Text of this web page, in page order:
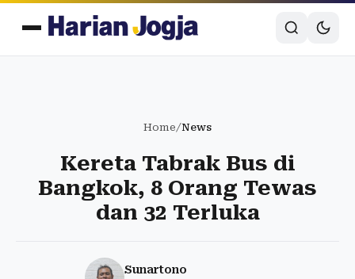
Home/News
Kereta Tabrak Bus di
Bangkok, 8 Orang Tewas
dan 32 Terluka
Sunartono